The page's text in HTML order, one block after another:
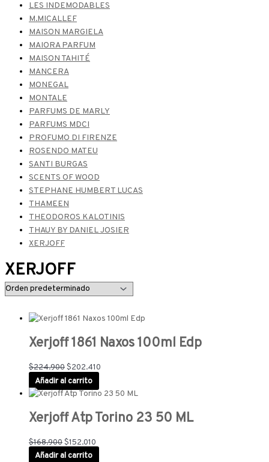
LES INDEMODABLES
M.MICALLEF
MAISON MARGIELA
MAIORA PARFUM
MAISON TAHITÉ
MANCERA
MONEGAL
MONTALE
PARFUMS DE MARLY
PARFUMS MDCI
PROFUMO DI FIRENZE
ROSENDO MATEU
SANTI BURGAS
SCENTS OF WOOD
STEPHANE HUMBERT LUCAS
THAMEEN
THEODOROS KALOTINIS
THAUY BY DANIEL JOSIER
XERJOFF
XERJOFF
Xerjoff 1861 Naxos 100ml Edp
$224.900$202.410
Añadir al carrito
Xerjoff Atp Torino 23 50 ML
$168.900$152.010
Añadir al carrito